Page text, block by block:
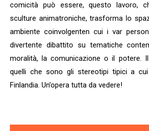
comicità può essere, questo lavoro,
sculture animatroniche, trasforma lo
ambiente coinvolgenten cui i var
divertente dibattito su tematiche
moralità, la comunicazione o il potere.
quelli che sono gli stereotipi tipici a
Finlandia. Un’opera tutta da vedere!